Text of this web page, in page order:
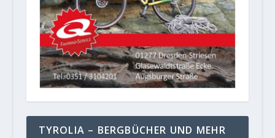
TYROLIA – BERGBÜCHER UND MEHR